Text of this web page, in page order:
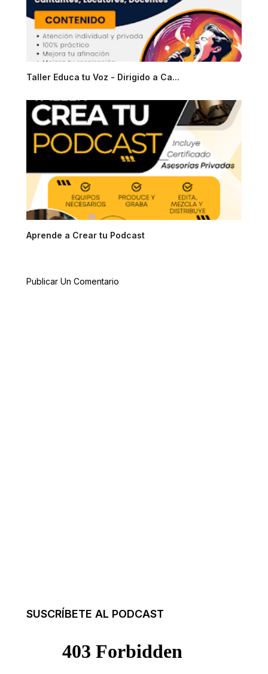
Taller Educa tu Voz - Dirigido a Ca...
Aprende a Crear tu Podcast
Publicar Un Comentario
SUSCRÍBETE AL PODCAST